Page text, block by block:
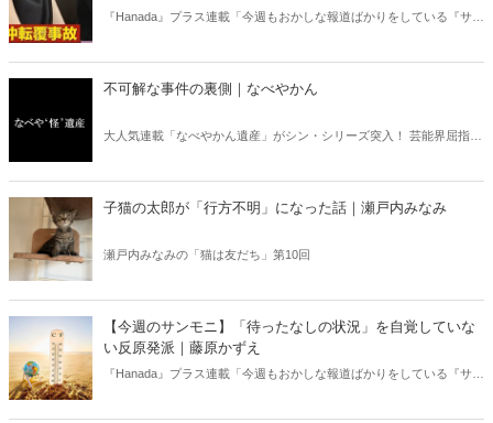
『Hanada』プラス連載「今週もおかしな報道ばかりをしている『サン
不可解な事件の裏側｜なべやかん
大人気連載「なべやかん遺産」がシン・シリーズ突入！ 芸能界屈指の
信じるか信じないかは、あなた次第！ 芸能ニュース
子猫の太郎が「行方不明」になった話｜瀬戸内みなみ
瀬戸内みなみの「猫は友だち」第10回
【今週のサンモニ】「待ったなしの状況」を自覚していな
い反原発派｜藤原かずえ
『Hanada』プラス連載「今週もおかしな報道ばかりをしている『サン